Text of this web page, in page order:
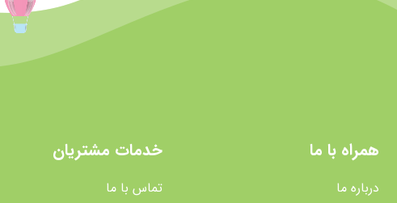
همراه با ما
درباره ما
خدمات مشتریان
تماس با ما